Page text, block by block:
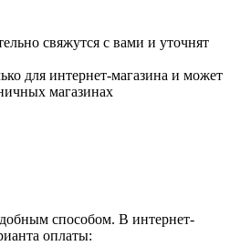
свяжутся с вами и уточнят
для интернет-магазина и может
магазинах
способом. В интернет-
оплаты: